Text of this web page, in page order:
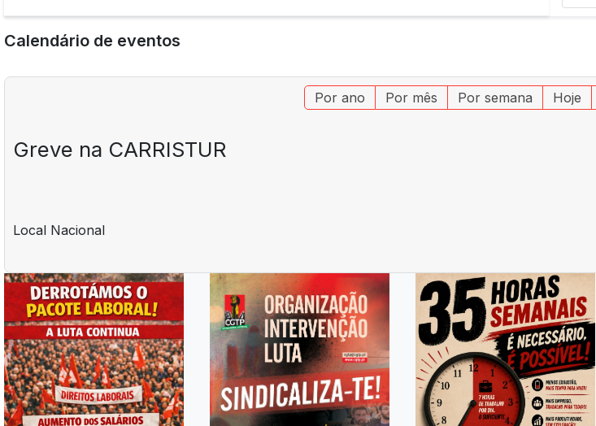
Calendário de eventos
Por ano Por mês Por semana Hoje
Greve na CARRISTUR
Local Nacional